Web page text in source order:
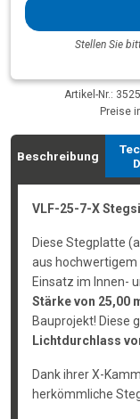
Stellen Sie
Artikel-Nr.:
Preise
Beschreibung
VLF-25-7-X
Diese Stegplatte
aus hochwertigem
Einsatz im Innen-
Stärke von 25,00
Bauprojekt! Diese
Lichtdurchlass
Dank ihrer X-
herkömmliche